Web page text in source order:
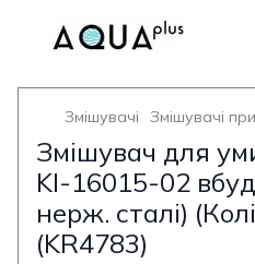
Змішувачі Змішувачі
Змішувач для
KI-16015-02
нерж. сталі)
(KR4783)